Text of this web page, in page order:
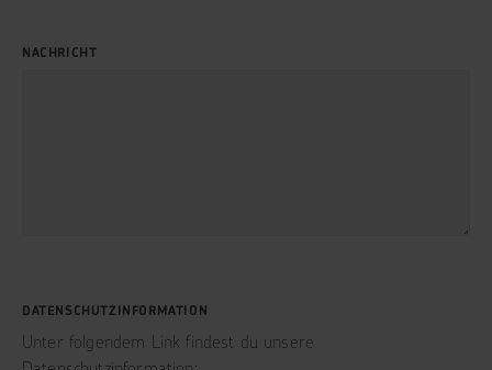
NACHRICHT
DATENSCHUTZINFORMATION
Unter folgendem Link findest du unsere